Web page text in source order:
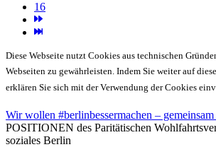
16
Diese Webseite nutzt Cookies aus technischen
Webseiten zu gewährleisten. Indem Sie weiter auf
erklären Sie sich mit der Verwendung der Cookies
Wir wollen #berlinbessermachen –
POSITIONEN des Paritätischen
soziales Berlin